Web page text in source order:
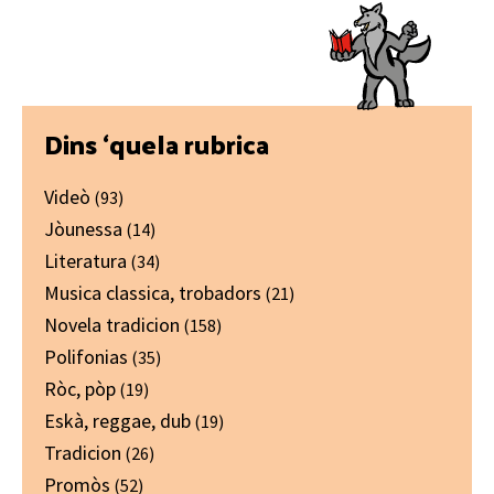
Primary
Sidebar
Dins ‘quela rubrica
Videò (93)
Jòunessa (14)
Literatura (34)
Musica classica, trobadors (21)
Novela tradicion (158)
Polifonias (35)
Ròc, pòp (19)
Eskà, reggae, dub (19)
Tradicion (26)
Promòs (52)